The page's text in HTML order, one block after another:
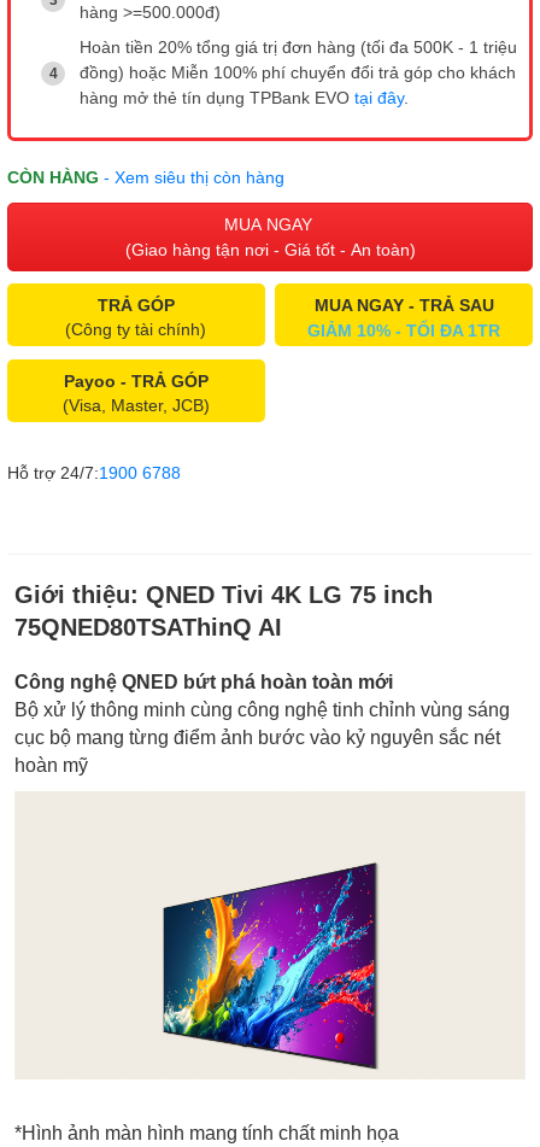
hàng >=500.000đ)
Hoàn tiền 20% tổng giá trị đơn hàng (tối đa 500K - 1 triệu
đồng) hoặc Miễn 100% phí chuyển đổi trả góp cho khách
hàng mở thẻ tín dụng TPBank EVO tại đây.
CÒN HÀNG - Xem siêu thị còn hàng
MUA NGAY
(Giao hàng tận nơi - Giá tốt - An toàn)
TRẢ GÓP
(Công ty tài chính)
MUA NGAY - TRẢ SAU
GIẢM 10% - TỐI ĐA 1TR
Payoo - TRẢ GÓP
(Visa, Master, JCB)
Hỗ trợ 24/7:1900 6788
Giới thiệu: QNED Tivi 4K LG 75 inch
75QNED80TSAThinQ AI
Công nghệ QNED bứt phá hoàn toàn mới
Bộ xử lý thông minh cùng công nghệ tinh chỉnh vùng sáng
cục bộ mang từng điểm ảnh bước vào kỷ nguyên sắc nét
hoàn mỹ
*Hình ảnh màn hình mang tính chất minh họa